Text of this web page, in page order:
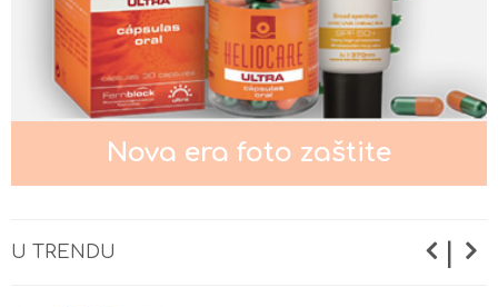
Nova era foto zaštite
U TRENDU |
Nega masne i mešovite kože lica